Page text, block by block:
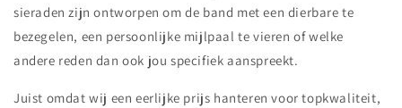
sieraden zijn ontworpen om de band met een dierbare te
bezegelen, een persoonlijke mijlpaal te vieren of welke
andere reden dan ook jou specifiek aanspreekt.
Juist omdat wij een eerlijke prijs hanteren voor topkwaliteit,